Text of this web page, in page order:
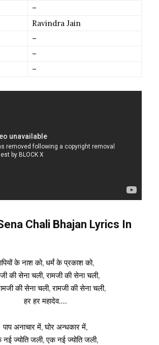
–
Ravindra Jain
–
–
–
Chali Bhajan Lyrics In
के नाश को, धर्मं के प्रकाश को,
की सेना चली, रामजी की सेना चली,
की सेना चली, रामजी की सेना चली,
हर हर महादेव….
पाप अनाचार में, घोर अन्धकार में,
ज्योति जली, एक नई ज्योति जली,